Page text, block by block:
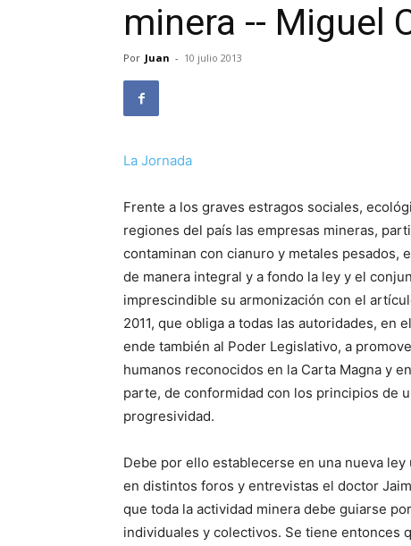
minera -- Miguel
Por Juan - 10 julio 2013
La Jornada
Frente a los graves estragos sociales,
regiones del país las empresas mineras,
contaminan con cianuro y metales
de manera integral y a fondo la ley y el
imprescindible su armonización con el
2011, que obliga a todas las autoridades, en
ende también al Poder Legislativo, a
humanos reconocidos en la Carta Magna y
parte, de conformidad con los principios de
progresividad.
Debe por ello establecerse en una nueva
en distintos foros y entrevistas el doctor
que toda la actividad minera debe guiarse
individuales y colectivos. Se tiene entonces